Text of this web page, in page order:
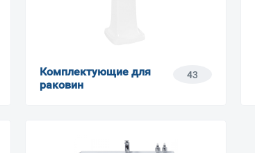
Комплектующие для
раковин
43